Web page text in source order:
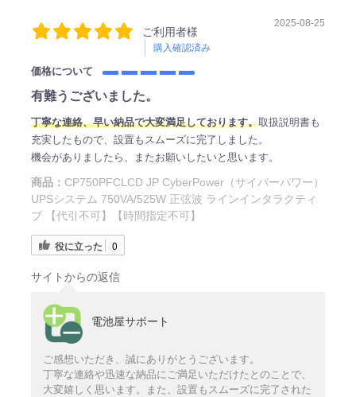
ご利用者様
購入確認済み
2025-08-25
価格について
有難うございました。
丁寧な連絡、早い納品で大変満足しております。取扱説明書も
充実したもので、設置もスムーズに完了しました。
機会がありましたら、またお願いしたいと思います。
商品： CP750PFCLCD JP CyberPower（サイバーパワー）
UPSシステム 750VA/525W 正弦波 ラインインタラクティ
ブ 【代引不可】【時間指定不可】
役に立った 0
サイトからの返信
電池屋サポート
ご感想いただき、誠にありがとうございます。
丁寧な連絡や迅速な納品にご満足いただけたとのことで、
大変嬉しく思います。また、設置もスムーズに完了された